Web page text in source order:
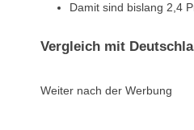
Damit sind bislang 2,4
Vergleich mit
Weiter nach der Werbung